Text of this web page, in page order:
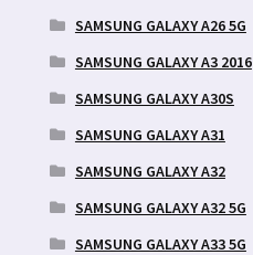
SAMSUNG GALAXY A26 5G
SAMSUNG GALAXY A3 2016
SAMSUNG GALAXY A30S
SAMSUNG GALAXY A31
SAMSUNG GALAXY A32
SAMSUNG GALAXY A32 5G
SAMSUNG GALAXY A33 5G